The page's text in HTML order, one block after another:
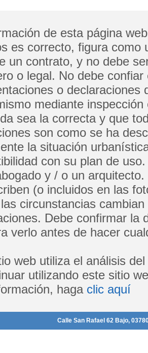
de esta página
es correcto, figura como
un contrato, y no debe
o legal. No debe
o
mediante
sea la correcta y que
son como se ha
la situación
con su plan de
y / o un
(o incluidos en las
circunstancias
Debe confirmar la
verlo antes de hacer
web utiliza el análisis
utilizando este sitio
haga clic aquí
Calle San Rafael 62 Bajo,